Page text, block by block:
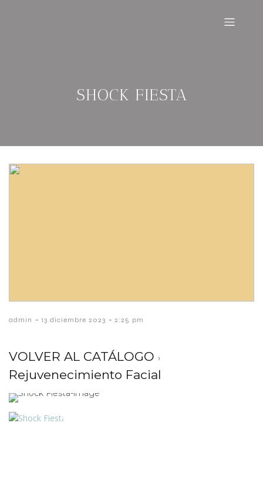
SHOCK FIESTA
admin - 13 diciembre 2023 - 2:25 pm
VOLVER AL CATÁLOGO
Rejuvenecimiento Facial